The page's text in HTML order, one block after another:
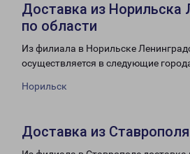
Доставка из Норильска
по области
Из филиала в Норильске
осуществляется в следующие
Норильск
Доставка из